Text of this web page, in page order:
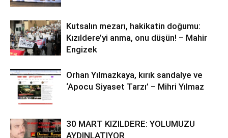
Kutsalın mezarı, hakikatin doğumu:
Kızıldere’yi anma, onu düşün! – Mahir
Engizek
Orhan Yılmazkaya, kırık sandalye ve
‘Apocu Siyaset Tarzı’ – Mihri Yılmaz
30 MART KIZILDERE: YOLUMUZU
AYDINLATIYOR